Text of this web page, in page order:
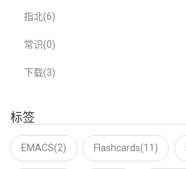
指北(6)
常识(0)
下载(3)
标签
EMACS(2) Flashcards(11)